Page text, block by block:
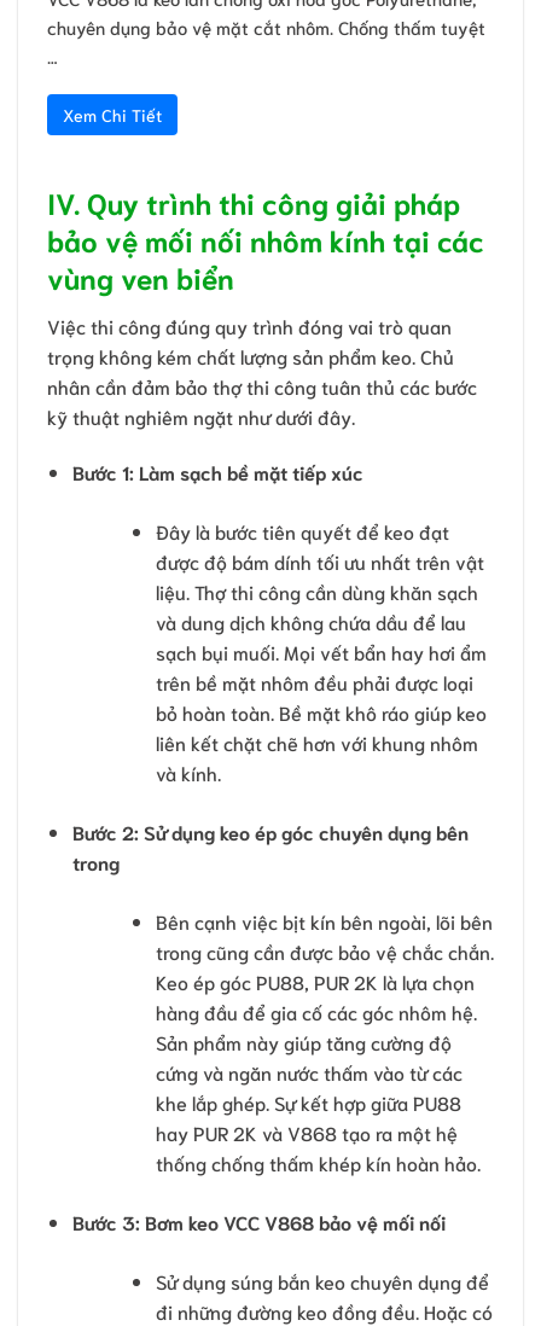
chuyên dụng bảo vệ mặt cắt nhôm. Chống thấm tuyệt
…
Xem Chi Tiết
IV. Quy trình thi công giải pháp
bảo vệ mối nối nhôm kính tại các
vùng ven biển
Việc thi công đúng quy trình đóng vai trò quan
trọng không kém chất lượng sản phẩm keo. Chủ
nhân cần đảm bảo thợ thi công tuân thủ các bước
kỹ thuật nghiêm ngặt như dưới đây.
Bước 1: Làm sạch bề mặt tiếp xúc
Đây là bước tiên quyết để keo đạt
được độ bám dính tối ưu nhất trên vật
liệu. Thợ thi công cần dùng khăn sạch
và dung dịch không chứa dầu để lau
sạch bụi muối. Mọi vết bẩn hay hơi ẩm
trên bề mặt nhôm đều phải được loại
bỏ hoàn toàn. Bề mặt khô ráo giúp keo
liên kết chặt chẽ hơn với khung nhôm
và kính.
Bước 2: Sử dụng keo ép góc chuyên dụng bên
trong
Bên cạnh việc bịt kín bên ngoài, lõi bên
trong cũng cần được bảo vệ chắc chắn.
Keo ép góc PU88, PUR 2K là lựa chọn
hàng đầu để gia cố các góc nhôm hệ.
Sản phẩm này giúp tăng cường độ
cứng và ngăn nước thấm vào từ các
khe lắp ghép. Sự kết hợp giữa PU88
hay PUR 2K và V868 tạo ra một hệ
thống chống thấm khép kín hoàn hảo.
Bước 3: Bơm keo VCC V868 bảo vệ mối nối
Sử dụng súng bắn keo chuyên dụng để
đi những đường keo đồng đều. Hoặc có